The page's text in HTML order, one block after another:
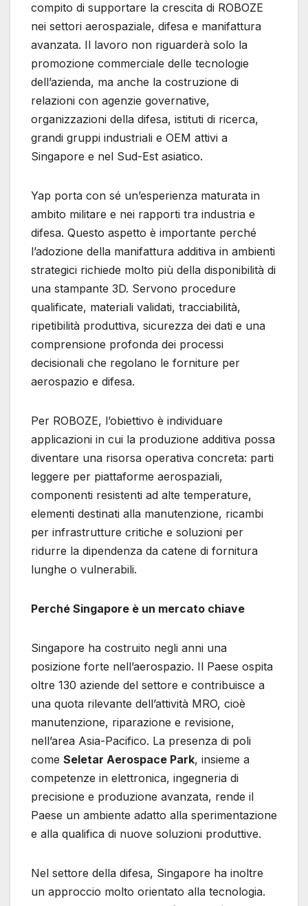
compito di supportare la crescita di ROBOZE
nei settori aerospaziale, difesa e manifattura
avanzata. Il lavoro non riguarderà solo la
promozione commerciale delle tecnologie
dell’azienda, ma anche la costruzione di
relazioni con agenzie governative,
organizzazioni della difesa, istituti di ricerca,
grandi gruppi industriali e OEM attivi a
Singapore e nel Sud-Est asiatico.
Yap porta con sé un’esperienza maturata in
ambito militare e nei rapporti tra industria e
difesa. Questo aspetto è importante perché
l’adozione della manifattura additiva in ambienti
strategici richiede molto più della disponibilità di
una stampante 3D. Servono procedure
qualificate, materiali validati, tracciabilità,
ripetibilità produttiva, sicurezza dei dati e una
comprensione profonda dei processi
decisionali che regolano le forniture per
aerospazio e difesa.
Per ROBOZE, l’obiettivo è individuare
applicazioni in cui la produzione additiva possa
diventare una risorsa operativa concreta: parti
leggere per piattaforme aerospaziali,
componenti resistenti ad alte temperature,
elementi destinati alla manutenzione, ricambi
per infrastrutture critiche e soluzioni per
ridurre la dipendenza da catene di fornitura
lunghe o vulnerabili.
Perché Singapore è un mercato chiave
Singapore ha costruito negli anni una
posizione forte nell’aerospazio. Il Paese ospita
oltre 130 aziende del settore e contribuisce a
una quota rilevante dell’attività MRO, cioè
manutenzione, riparazione e revisione,
nell’area Asia-Pacifico. La presenza di poli
come Seletar Aerospace Park, insieme a
competenze in elettronica, ingegneria di
precisione e produzione avanzata, rende il
Paese un ambiente adatto alla sperimentazione
e alla qualifica di nuove soluzioni produttive.
Nel settore della difesa, Singapore ha inoltre
un approccio molto orientato alla tecnologia.